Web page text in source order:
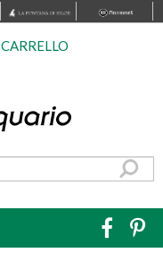
CARRELLO